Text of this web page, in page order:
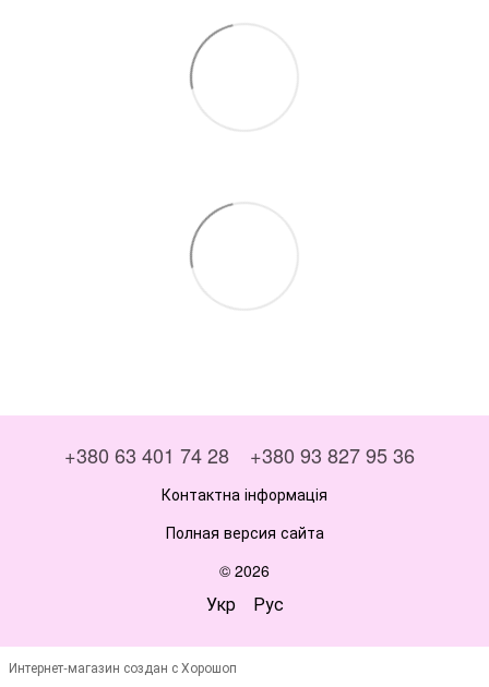
+380 63 401 74 28 +380 93 827 95 36
Контактна інформація
Полная версия сайта
© 2026
Укр Рус
Интернет-магазин создан с Хорошоп